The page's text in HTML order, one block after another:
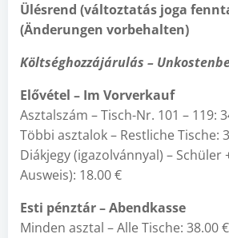
Ülésrend (változtatás joga
(Änderungen vorbehalten)
Költséghozzájárulás –
Elővétel – Im Vorverkauf
Asztalszám – Tisch-Nr. 101 – 119:
Többi asztalok – Restliche Tische:
Diákjegy (igazolvánnyal) –
Ausweis): 18.00 €
Esti pénztár – Abendkasse
Minden asztal – Alle Tische: 38.00 €